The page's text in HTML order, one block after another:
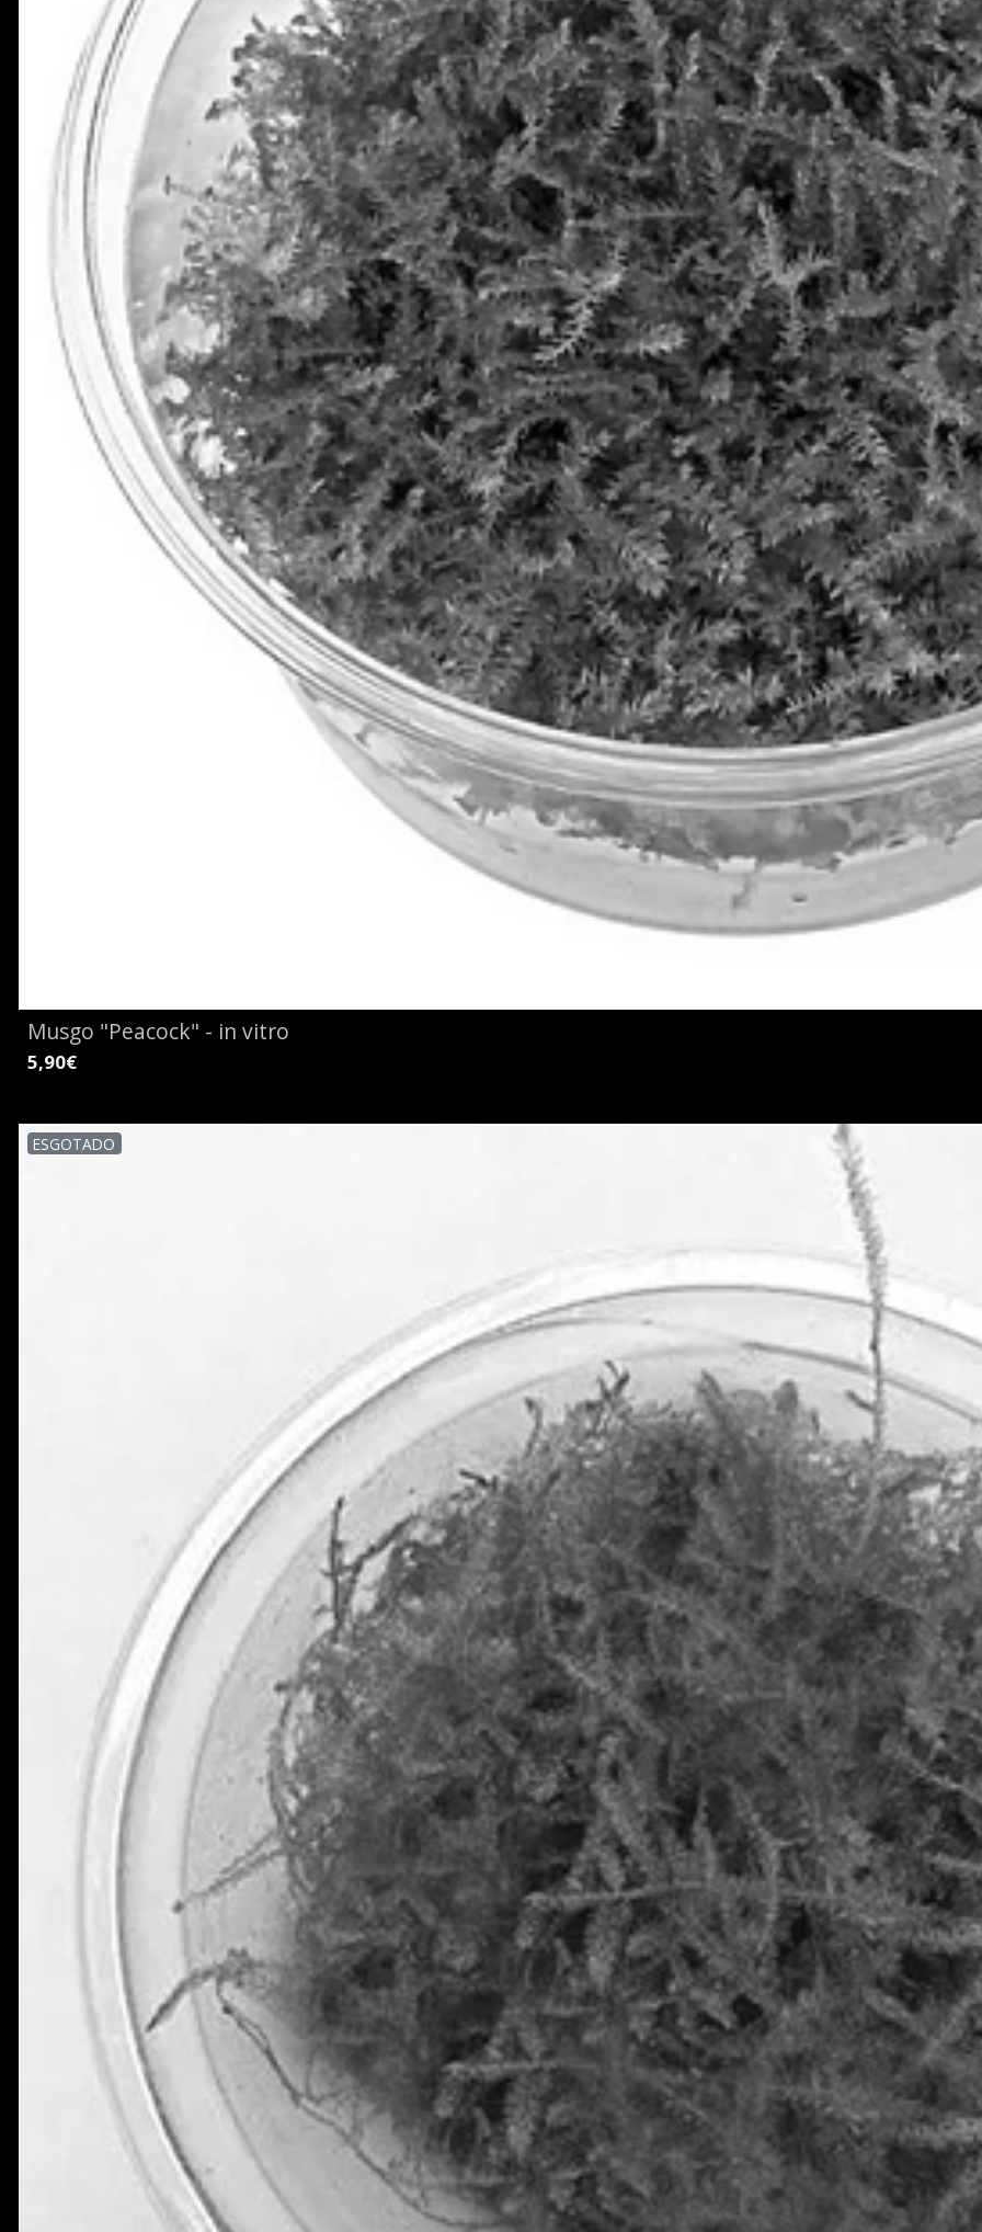
Musgo "Peacock" - in vitro
5,90€
ESGOTADO